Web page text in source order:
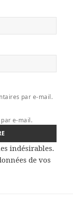
par e-mail.
e-mail.
indésirables.
de vos